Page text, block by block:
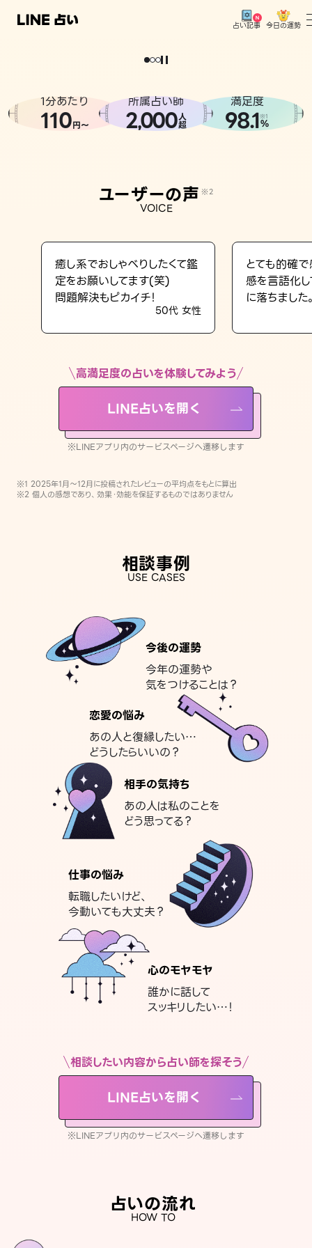
占い記事 今日の運勢
相談事例
占い記事
LINE占いを開く
※LINEアプリ内のサービスページへ遷移します
どうせなら
。
1分あたり
110円〜
所属占い師
2,000人
超
満足度
98.1※1
%
ユーザーの声 ※2
VOICE
癒し系でおしゃべりしたくて鑑
定をお願いしてます(笑)
問題解決もピカイチ！
50代 女性
とても的確
感を言語化
に落ちました
高満足度の占いを体験してみよう
LINE占いを開く
※LINEアプリ内のサービスページへ遷移します
※1 2025年1月〜12月に投稿されたレビューの平均点をもとに算出
※2 個人の感想であり、効果・効能を保証するものではありません
相談事例
USE CASES
今後の運勢
今年の運勢や
気をつけることは？
恋愛の悩み
あの人と復縁したい…
どうしたらいいの？
相手の気持ち
あの人は私のことを
どう思ってる？
仕事の悩み
転職したいけど、
今動いても大丈夫？
心のモヤモヤ
誰かに話して
スッキリしたい…！
相談したい内容から占い師を探そう
LINE占いを開く
※LINEアプリ内のサービスページへ遷移します
占いの流れ
HOW TO